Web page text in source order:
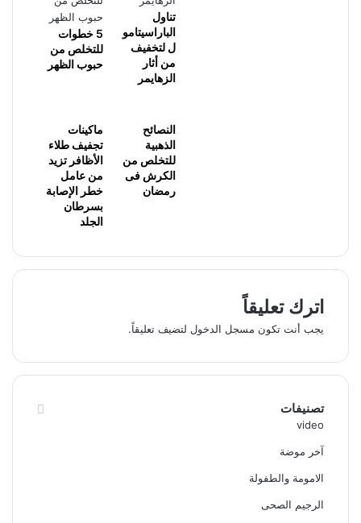
تناول
الباراسيتامو
ل لتخفيف
من أثار
الزهايمر
5 خطوات
للتخلص من
حبوب الظهر
النصائح
الذهبية
للتخلص من
الكرش فى
رمضان
ماكينات
تجفيف طلاء
الأظافر تزيد
من عامل
خطر الإصابة
بسرطان
الجلد
اترك تعليقاً
يجب أنت تكون مسجل الدخول لتضيف تعليقاً.
تصنيفات
video
آخر موضة
الامومة والطفولة
الرجيم الصحى